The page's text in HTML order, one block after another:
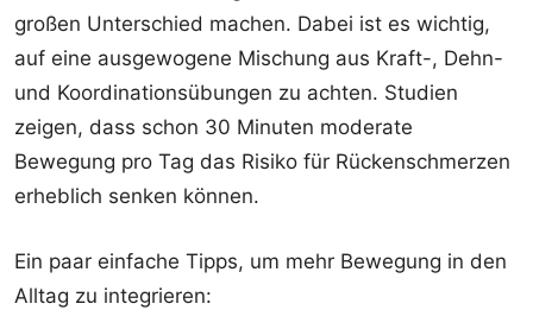
großen Unterschied machen. Dabei ist es wichtig,
auf eine ausgewogene Mischung aus Kraft-, Dehn-
und Koordinationsübungen zu achten. Studien
zeigen, dass schon 30 Minuten moderate
Bewegung pro Tag das Risiko für Rückenschmerzen
erheblich senken können.
Ein paar einfache Tipps, um mehr Bewegung in den
Alltag zu integrieren: